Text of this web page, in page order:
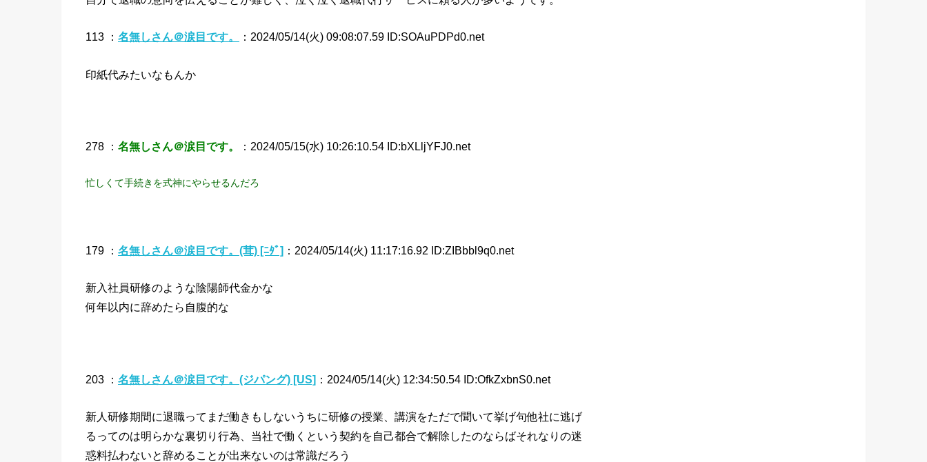
113 ： 名無しさん＠涙目です。 ：2024/05/14(火) 09:08:07.59 ID:SOAuPDPd0.net
印紙代みたいなもんか
278 ： 名無しさん＠涙目です。 ：2024/05/15(水) 10:26:10.54 ID:bXLljYFJ0.net
忙しくて手続きを式神にやらせるんだろ
179 ： 名無しさん＠涙目です。(茸) [ﾆﾀﾞ] ：2024/05/14(火) 11:17:16.92 ID:ZIBbbl9q0.net
新入社員研修のような陰陽師代金かな
何年以内に辞めたら自腹的な
203 ： 名無しさん＠涙目です。(ジパング) [US] ：2024/05/14(火) 12:34:50.54 ID:OfkZxbnS0.net
新人研修期間に退職ってまだ働きもしないうちに研修の授業、講演をただで聞いて挙げ句他社に逃げ
るってのは明らかな裏切り行為、当社で働くという契約を自己都合で解除したのならばそれなりの迷
惑料払わないと辞めることが出来ないのは常識だろう